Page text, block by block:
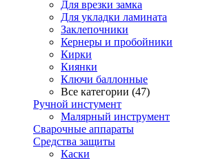
Для врезки замка
Для укладки ламината
Заклепочники
Кернеры и пробойники
Кирки
Киянки
Ключи баллонные
Все категории (47)
Ручной инстумент
Малярный инструмент
Сварочные аппараты
Средства защиты
Каски